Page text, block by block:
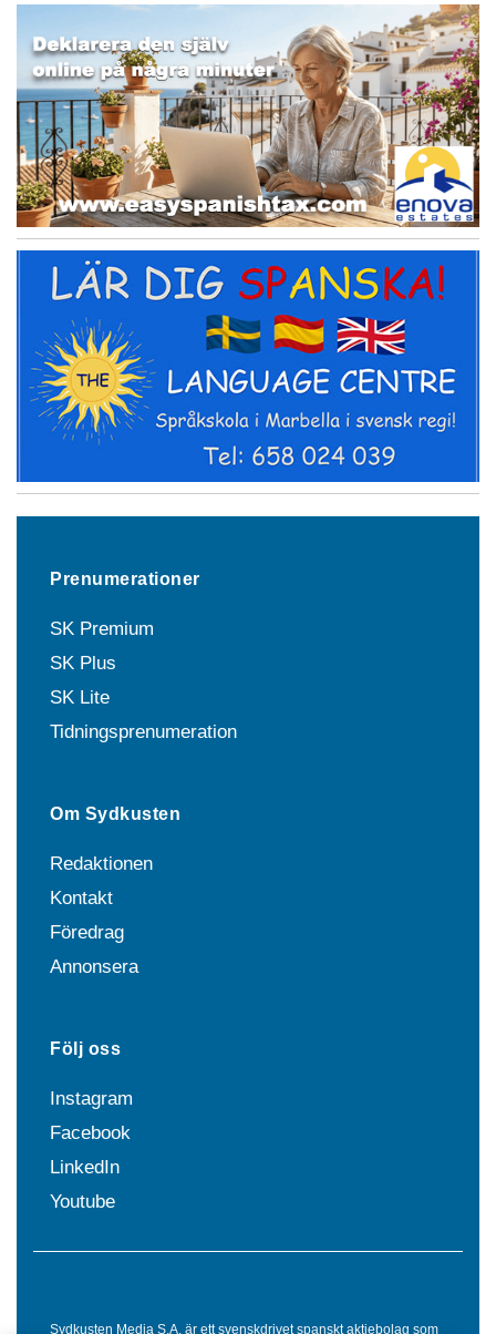
Prenumerationer
SK Premium
SK Plus
SK Lite
Tidningsprenumeration
Om Sydkusten
Redaktionen
Kontakt
Föredrag
Annonsera
Följ oss
Instagram
Facebook
LinkedIn
Youtube
Sydkusten Media S.A. är ett svenskdrivet spanskt aktiebolag som